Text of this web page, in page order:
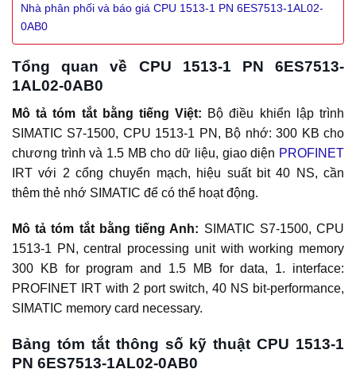
Nhà phân phối và báo giá CPU 1513-1 PN 6ES7513-1AL02-
0AB0
Tổng quan về CPU 1513-1 PN 6ES7513-
1AL02-0AB0
Mô tả tóm tắt bằng tiếng Việt: Bộ điều khiển lập trình
SIMATIC S7-1500, CPU 1513-1 PN, Bộ nhớ: 300 KB cho
chương trình và 1.5 MB cho dữ liệu, giao diện PROFINET
IRT với 2 cổng chuyển mạch, hiệu suất bit 40 NS, cần
thêm thẻ nhớ SIMATIC để có thể hoạt động.
Mô tả tóm tắt bằng tiếng Anh: SIMATIC S7-1500, CPU
1513-1 PN, central processing unit with working memory
300 KB for program and 1.5 MB for data, 1. interface:
PROFINET IRT with 2 port switch, 40 NS bit-performance,
SIMATIC memory card necessary.
Bảng tóm tắt thông số kỹ thuật CPU 1513-1
PN 6ES7513-1AL02-0AB0